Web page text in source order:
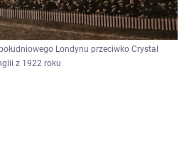
Londynu przeciwko Crystal
z 1922 roku